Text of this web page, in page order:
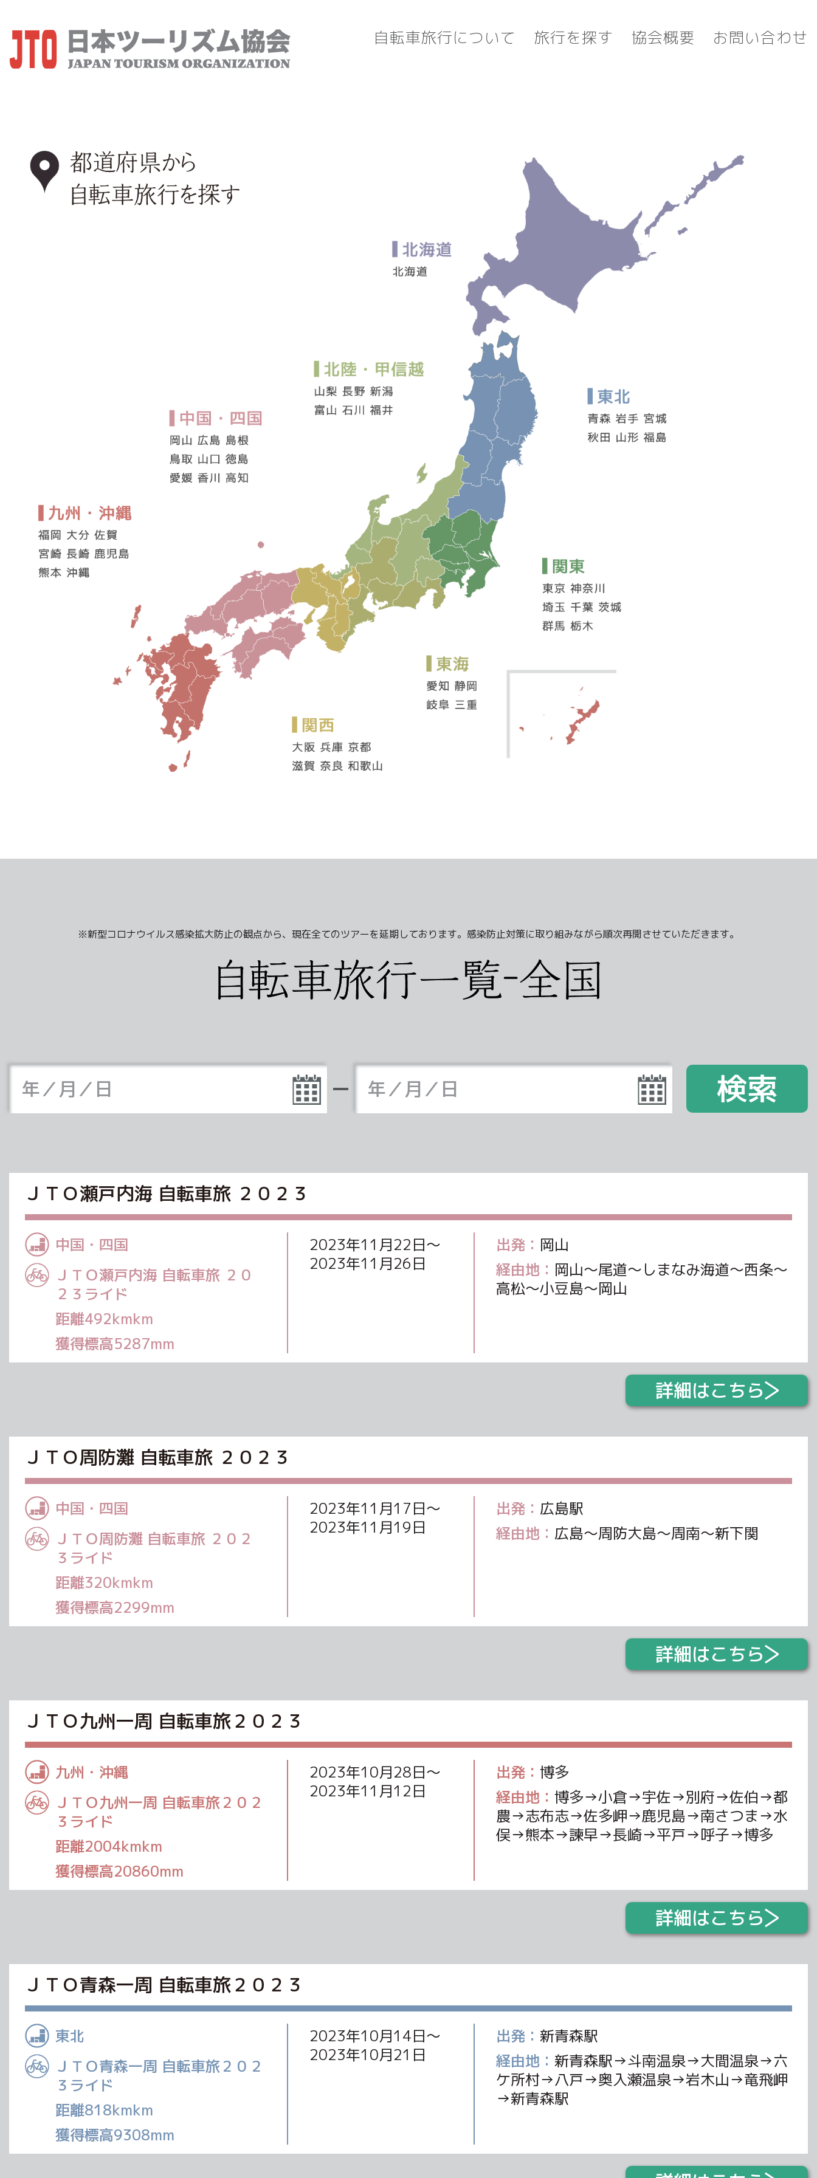
自転車旅行について 旅行を探す 協会概要 お問い合わせ
※新型コロナウイルス感染拡大防止の観点から、現在全てのツアーを延期しております。感染防止対策に取り組みながら順次再開させていただきます。
検索
ＪＴＯ瀬戸内海 自転車旅 ２０２３
中国・四国
ＪＴＯ瀬戸内海 自転車旅 ２０
２３ライド
距離492kmkm
獲得標高5287mm
2023年11月22日〜
2023年11月26日
出発： 岡山
経由地： 岡山～尾道～しまなみ海道～西条～
高松～小豆島～岡山
詳細はこちら
ＪＴＯ周防灘 自転車旅 ２０２３
中国・四国
ＪＴＯ周防灘 自転車旅 ２０２
３ライド
距離320kmkm
獲得標高2299mm
2023年11月17日〜
2023年11月19日
出発： 広島駅
経由地： 広島～周防大島～周南～新下関
詳細はこちら
ＪＴＯ九州一周 自転車旅２０２３
九州・沖縄
ＪＴＯ九州一周 自転車旅２０２
３ライド
距離2004kmkm
獲得標高20860mm
2023年10月28日〜
2023年11月12日
出発： 博多
経由地： 博多→小倉→宇佐→別府→佐伯→都
農→志布志→佐多岬→鹿児島→南さつま→水
俣→熊本→諫早→長崎→平戸→呼子→博多
詳細はこちら
ＪＴＯ青森一周 自転車旅２０２３
東北
ＪＴＯ青森一周 自転車旅２０２
３ライド
距離818kmkm
獲得標高9308mm
2023年10月14日〜
2023年10月21日
出発： 新青森駅
経由地： 新青森駅→斗南温泉→大間温泉→六
ケ所村→八戸→奥入瀬温泉→岩木山→竜飛岬
→新青森駅